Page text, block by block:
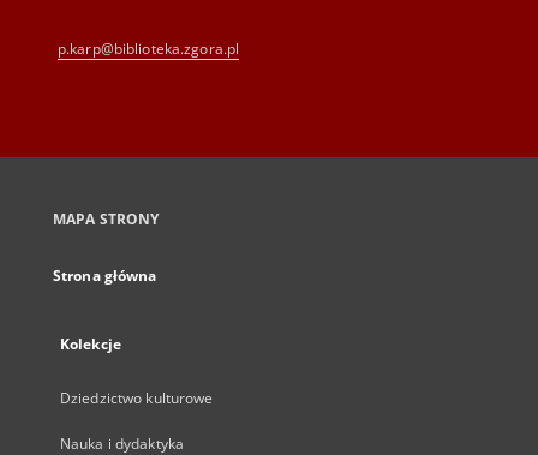
p.karp@biblioteka.zgora.pl
MAPA STRONY
Strona główna
Kolekcje
Dziedzictwo kulturowe
Nauka i dydaktyka